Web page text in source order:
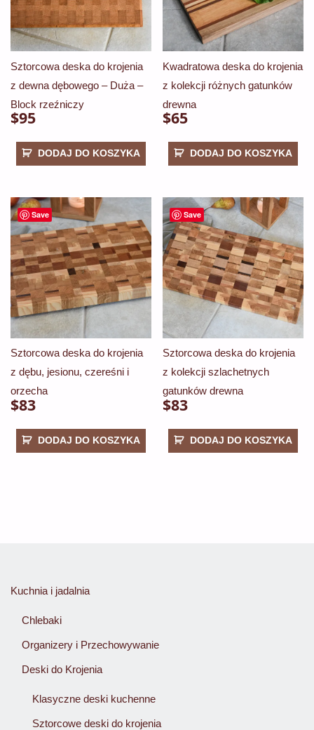
Sztorcowa deska do krojenia
z dewna dębowego – Duża –
Block rzeźniczy
$95
DODAJ DO KOSZYKA
Kwadratowa deska do krojenia
z kolekcji różnych gatunków
drewna
$65
DODAJ DO KOSZYKA
Save
Sztorcowa deska do krojenia
z dębu, jesionu, czereśni i
orzecha
$83
DODAJ DO KOSZYKA
Save
Sztorcowa deska do krojenia
z kolekcji szlachetnych
gatunków drewna
$83
DODAJ DO KOSZYKA
Kuchnia i jadalnia
Chlebaki
Organizery i Przechowywanie
Deski do Krojenia
Klasyczne deski kuchenne
Sztorcowe deski do krojenia